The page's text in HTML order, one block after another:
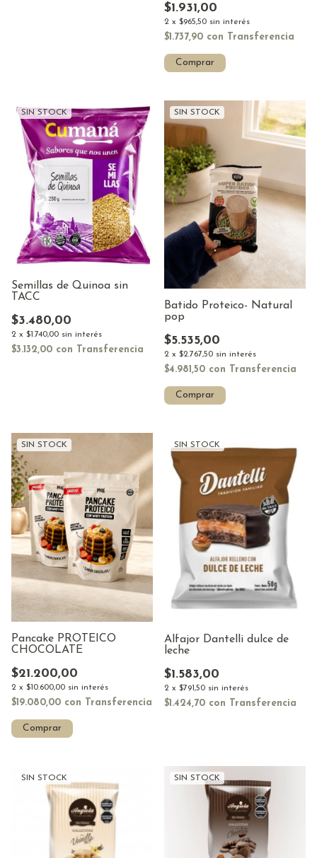
$1.931,00
2 x $965,50 sin interés
$1.737,90 con Transferencia
Comprar
SIN STOCK
Semillas de Quinoa sin
TACC
$3.480,00
2 x $1.740,00 sin interés
$3.132,00 con Transferencia
SIN STOCK
Batido Proteico- Natural
pop
$5.535,00
2 x $2.767,50 sin interés
$4.981,50 con Transferencia
SIN STOCK
Pancake PROTEICO
CHOCOLATE
$21.200,00
2 x $10.600,00 sin interés
$19.080,00 con Transferencia
SIN STOCK
Alfajor Dantelli dulce de
leche
$1.583,00
2 x $791,50 sin interés
$1.424,70 con Transferencia
SIN STOCK SIN STOCK